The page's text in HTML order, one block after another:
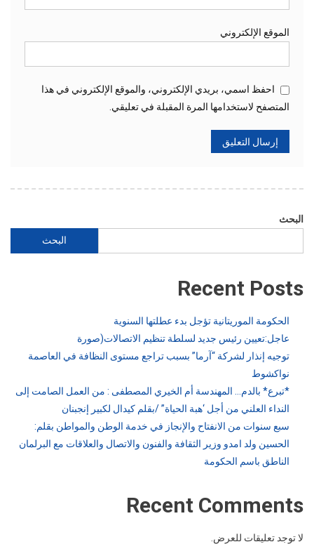
الموقع الإلكتروني
احفظ اسمي، بريدي الإلكتروني، والموقع الإلكتروني في هذا
المتصفح لاستخدامها المرة المقبلة في تعليقي.
البحث
البحث
Recent Posts
الحكومة الموريتانية تؤجل بدء عطلتها السنوية
عاجل:تعيين رئيس جديد لسلطة تنظيم الاتصالات(صورة
توجيه إنذار لشركة “آرما” بسبب تراجع مستوى النظافة في العاصمة
نواكشوط
*تبرع* بالدم… المهندسة أم الخيري المصطفى : من العمل الصامت إلى
النداء العلني من أجل ‘هبة الحياة” /بقلم كيدال لكبير إنجبنان
سبع سنوات من الانفتاح والإنجاز في خدمة الوطن والمواطن بقلم:
الحسين ولد امدو وزير الثقافة والفنون والاتصال والعلاقات مع البرلمان
الناطق باسم الحكومة
Recent Comments
لا توجد تعليقات للعرض.